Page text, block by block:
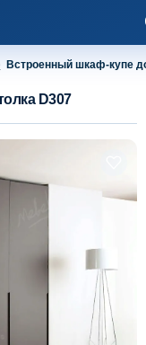
Встроенный шкаф-купе
D307